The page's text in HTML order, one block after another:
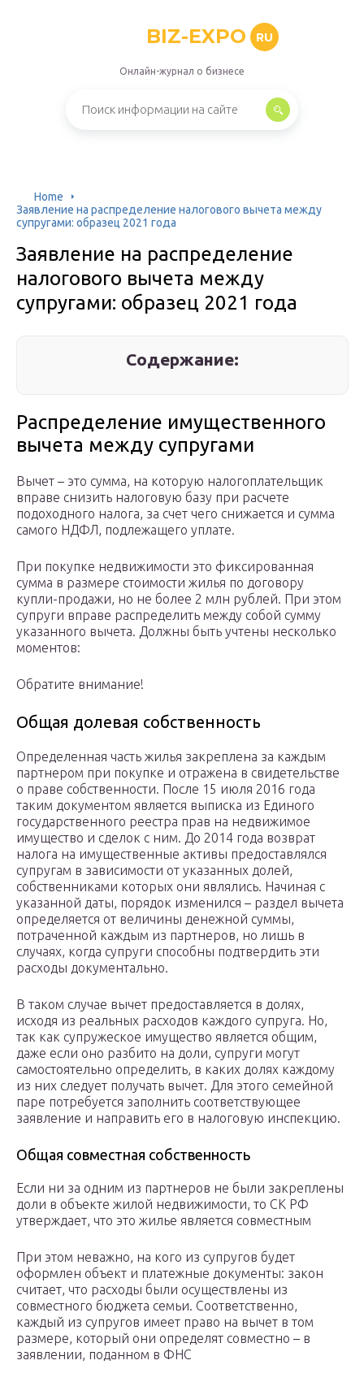
BIZ-EXPO RU
Онлайн-журнал о бизнесе
Home
Заявление на распределение налогового вычета между
супругами: образец 2021 года
Заявление на распределение
налогового вычета между
супругами: образец 2021 года
Содержание:
Распределение имущественного
вычета между супругами
Вычет – это сумма, на которую налогоплательщик
вправе снизить налоговую базу при расчете
подоходного налога, за счет чего снижается и сумма
самого НДФЛ, подлежащего уплате.
При покупке недвижимости это фиксированная
сумма в размере стоимости жилья по договору
купли-продажи, но не более 2 млн рублей. При этом
супруги вправе распределить между собой сумму
указанного вычета. Должны быть учтены несколько
моментов:
Обратите внимание!
Общая долевая собственность
Определенная часть жилья закреплена за каждым
партнером при покупке и отражена в свидетельстве
о праве собственности. После 15 июля 2016 года
таким документом является выписка из Единого
государственного реестра прав на недвижимое
имущество и сделок с ним. До 2014 года возврат
налога на имущественные активы предоставлялся
супругам в зависимости от указанных долей,
собственниками которых они являлись. Начиная с
указанной даты, порядок изменился – раздел вычета
определяется от величины денежной суммы,
потраченной каждым из партнеров, но лишь в
случаях, когда супруги способны подтвердить эти
расходы документально.
В таком случае вычет предоставляется в долях,
исходя из реальных расходов каждого супруга. Но,
так как супружеское имущество является общим,
даже если оно разбито на доли, супруги могут
самостоятельно определить, в каких долях каждому
из них следует получать вычет. Для этого семейной
паре потребуется заполнить соответствующее
заявление и направить его в налоговую инспекцию.
Общая совместная собственность
Если ни за одним из партнеров не были закреплены
доли в объекте жилой недвижимости, то СК РФ
утверждает, что это жилье является совместным
При этом неважно, на кого из супругов будет
оформлен объект и платежные документы: закон
считает, что расходы были осуществлены из
совместного бюджета семьи. Соответственно,
каждый из супругов имеет право на вычет в том
размере, который они определят совместно – в
заявлении, поданном в ФНС